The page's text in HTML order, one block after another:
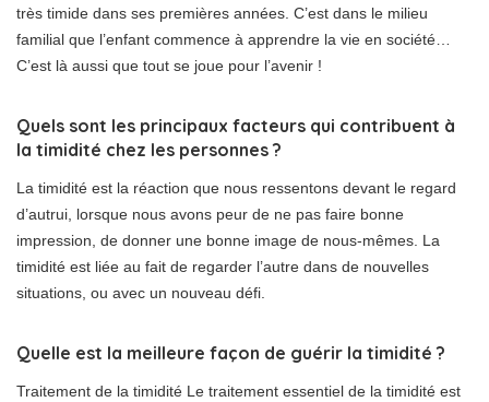
très timide dans ses premières années. C’est dans le milieu
familial que l’enfant commence à apprendre la vie en société…
C’est là aussi que tout se joue pour l’avenir !
Quels sont les principaux facteurs qui contribuent à
la timidité chez les personnes ?
La timidité est la réaction que nous ressentons devant le regard
d’autrui, lorsque nous avons peur de ne pas faire bonne
impression, de donner une bonne image de nous-mêmes. La
timidité est liée au fait de regarder l’autre dans de nouvelles
situations, ou avec un nouveau défi.
Quelle est la meilleure façon de guérir la timidité ?
Traitement de la timidité Le traitement essentiel de la timidité est